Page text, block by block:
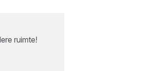
ruimte!